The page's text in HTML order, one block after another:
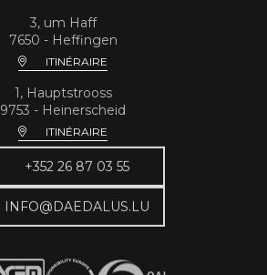
3, um Haff
7650 - Heffingen
ITINÉRAIRE
1, Hauptstrooss
9753 - Heinerscheid
ITINÉRAIRE
+352 26 87 03 55
INFO@DAEDALUS.LU